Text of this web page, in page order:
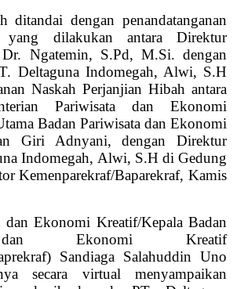
ditandai dengan penandatanganan
yang dilakukan antara Direktur
Ngatemin, S.Pd, M.Si. dengan
Deltaguna Indomegah, Alwi, S.H
Naskah Perjanjian Hibah antara
Pariwisata dan Ekonomi
Badan Pariwisata dan Ekonomi
Giri Adnyani, dengan Direktur
Indomegah, Alwi, S.H di Gedung
Kemenparekraf/Baparekraf, Kamis
dan Ekonomi Kreatif/Kepala Badan
dan Ekonomi Kreatif
Sandiaga Salahuddin Uno
secara virtual menyampaikan